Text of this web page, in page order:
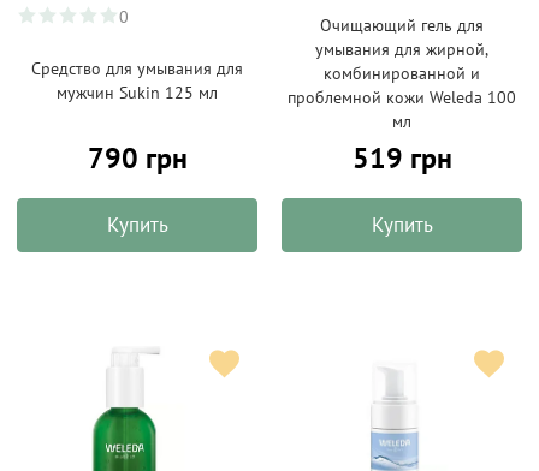
0
Средство для умывания для
мужчин Sukin 125 мл
790 грн
Купить
Очищающий гель для
умывания для жирной,
комбинированной и
проблемной кожи Weleda 100
мл
519 грн
Купить